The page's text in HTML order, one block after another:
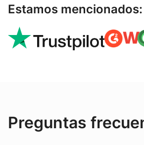
Estamos mencionados:
Preguntas